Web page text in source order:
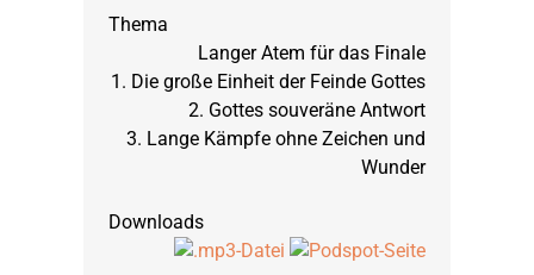
Langer Atem für das Finale
1. Die große Einheit der Feinde Gottes
2. Gottes souveräne Antwort
3. Lange Kämpfe ohne Zeichen und
Wunder